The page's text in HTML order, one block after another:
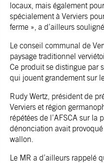
locaux, mais également
spécialement à Verviers
ferme », a d’ailleurs
Le conseil communal de
paysage traditionnel
Ce produit se distingue par
qui jouent grandement sur
Rudy Wertz, président de
Verviers et région
répétées de l’AFSCA sur
dénonciation avait
wallon.
Le MR a d’ailleurs rappelé